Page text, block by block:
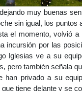
muy buenas
sin igual, los
el momento, volvió
incursión por las
Iglesias ve a su
pero también señala
han privado a su
tiene delante y se